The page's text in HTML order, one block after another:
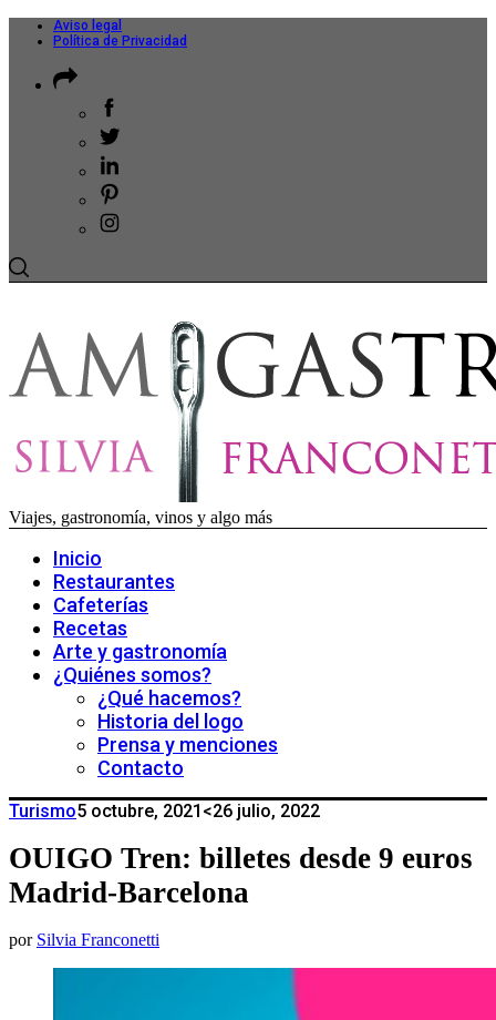
Aviso legal
Política de Privacidad
Viajes, gastronomía, vinos y algo más
Inicio
Restaurantes
Cafeterías
Recetas
Arte y gastronomía
¿Quiénes somos?
¿Qué hacemos?
Historia del logo
Prensa y menciones
Contacto
Turismo5 octubre, 2021 <26 julio, 2022
OUIGO Tren: billetes desde 9 euros
Madrid-Barcelona
por Silvia Franconetti